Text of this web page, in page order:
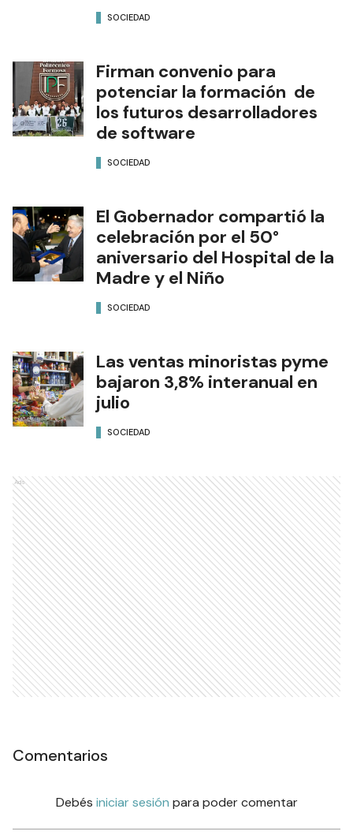
SOCIEDAD
Firman convenio para
potenciar la formación de
los futuros desarrolladores
de software
SOCIEDAD
El Gobernador compartió la
celebración por el 50°
aniversario del Hospital de la
Madre y el Niño
SOCIEDAD
Las ventas minoristas pyme
bajaron 3,8% interanual en
julio
SOCIEDAD
Ads
Comentarios
Debés iniciar sesión para poder comentar